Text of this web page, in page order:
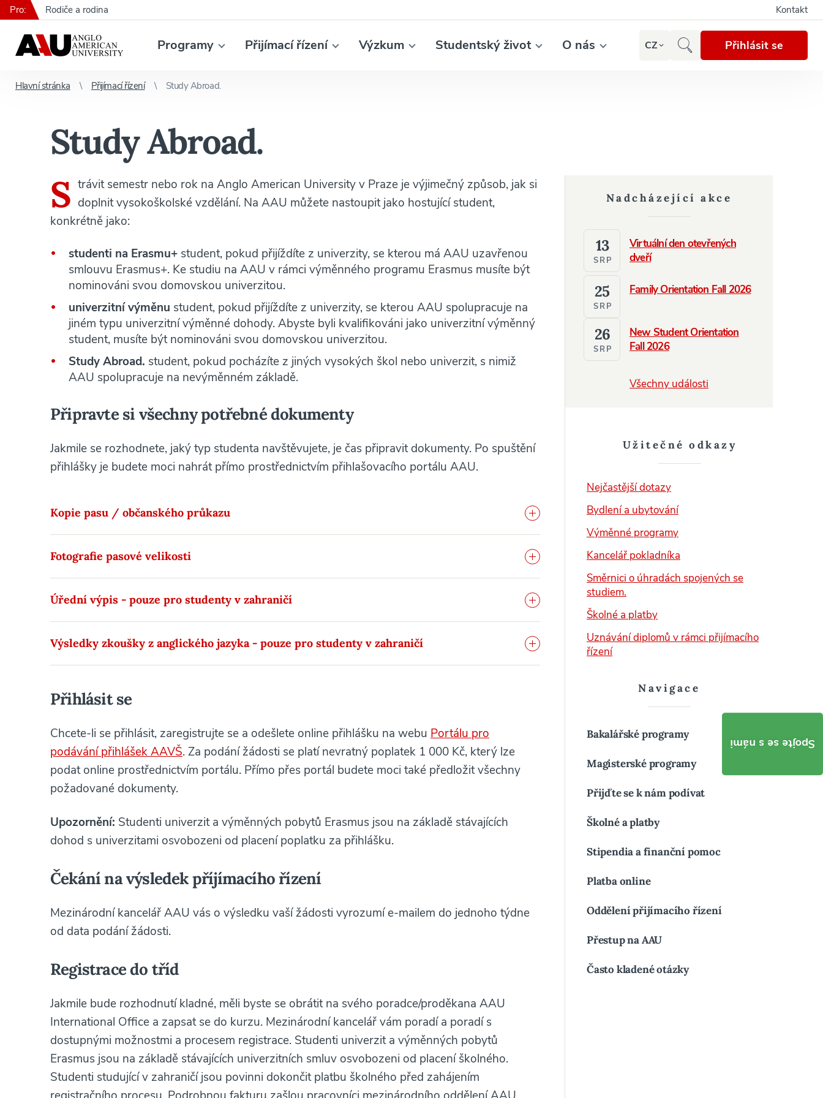
Programy Přijímací řízení Výzkum Studentský život O nás CZ Přihlásit se
Pro: Rodiče a rodina Kontakt
Hlavní stránka Přijímací řízení Study Abroad.
Study Abroad.
S trávit semestr nebo rok na Anglo American University v Praze je výjimečný způsob, jak si
doplnit vysokoškolské vzdělání. Na AAU můžete nastoupit jako hostující student,
konkrétně jako:
studenti na Erasmu+ student, pokud přijíždíte z univerzity, se kterou má AAU uzavřenou
smlouvu Erasmus+. Ke studiu na AAU v rámci výměnného programu Erasmus musíte být
nominováni svou domovskou univerzitou.
univerzitní výměnu student, pokud přijíždíte z univerzity, se kterou AAU spolupracuje na
jiném typu univerzitní výměnné dohody. Abyste byli kvalifikováni jako univerzitní výměnný
student, musíte být nominováni svou domovskou univerzitou.
Study Abroad. student, pokud pocházíte z jiných vysokých škol nebo univerzit, s nimiž
AAU spolupracuje na nevýměnném základě.
Připravte si všechny potřebné dokumenty
Jakmile se rozhodnete, jaký typ studenta navštěvujete, je čas připravit dokumenty. Po spuštění
přihlášky je budete moci nahrát přímo prostřednictvím přihlašovacího portálu AAU.
Kopie pasu / občanského průkazu
Fotografie pasové velikosti
Úřední výpis - pouze pro studenty v zahraničí
Výsledky zkoušky z anglického jazyka - pouze pro studenty v zahraničí
Přihlásit se
Chcete-li se přihlásit, zaregistrujte se a odešlete online přihlášku na webu Portálu pro
podávání přihlášek AAVŠ. Za podání žádosti se platí nevratný poplatek 1 000 Kč, který lze
podat online prostřednictvím portálu. Přímo přes portál budete moci také předložit všechny
požadované dokumenty.
Upozornění: Studenti univerzit a výměnných pobytů Erasmus jsou na základě stávajících
dohod s univerzitami osvobozeni od placení poplatku za přihlášku.
Čekání na výsledek příjímacího řízení
Mezinárodní kancelář AAU vás o výsledku vaší žádosti vyrozumí e-mailem do jednoho týdne
od data podání žádosti.
Registrace do tříd
Jakmile bude rozhodnutí kladné, měli byste se obrátit na svého poradce/proděkana AAU
International Office a zapsat se do kurzu. Mezinárodní kancelář vám poradí a poradí s
dostupnými možnostmi a procesem registrace. Studenti univerzit a výměnných pobytů
Erasmus jsou na základě stávajících univerzitních smluv osvobozeni od placení školného.
Studenti studující v zahraničí jsou povinni dokončit platbu školného před zahájením
Nadcházející akce
Virtuální den otevřených
dveří
13
SRP
Family Orientation Fall 2026
25
SRP
New Student Orientation
Fall 2026
26
SRP
Všechny události
Užitečné odkazy
Nejčastější dotazy
Bydlení a ubytování
Výměnné programy
Kancelář pokladníka
Směrnici o úhradách spojených se
studiem.
Školné a platby
Uznávání diplomů v rámci přijímacího
řízení
Navigace
Bakalářské programy
Magisterské programy
Přijďte se k nám podívat
Školné a platby
Stipendia a finanční pomoc
Platba online
Oddělení přijímacího řízení
Přestup na AAU
Často kladené otázky
Spojte se s námi